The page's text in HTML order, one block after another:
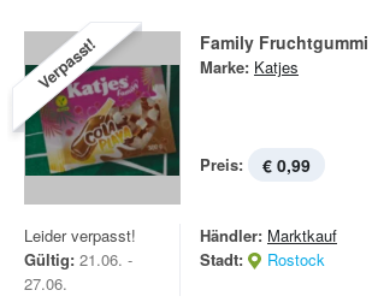
Verpasst! Family Fruchtgummi
Marke: Katjes
Preis: € 0,99
Leider verpasst!
Gültig: 21.06. -
27.06.
Händler: Marktkauf
Stadt:
Rostock